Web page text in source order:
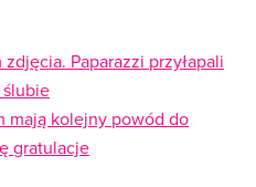
Paparazzi przyłapali
mają kolejny powód do
gratulacje